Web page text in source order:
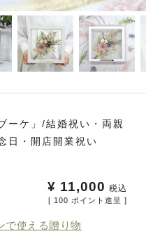
ーケ」/結婚祝い・両親
日・開店開業祝い
¥ 11,000 税込
[ 100 ポイント進呈 ]
で使える贈り物